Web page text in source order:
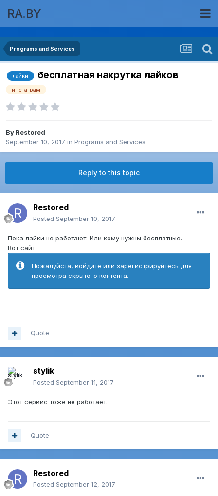
RA.BY
Programs and Services
лайки бесплатная накрутка лайков
инстаграм
By Restored
September 10, 2017 in Programs and Services
Reply to this topic
Restored
Posted September 10, 2017
Пока лайки не работают. Или кому нужны бесплатные.
Вот сайт
Пожалуйста, войдите или зарегистрируйтесь для
просмотра скрытого контента.
Quote
stylik
Posted September 11, 2017
Этот сервис тоже не работает.
Quote
Restored
Posted September 12, 2017